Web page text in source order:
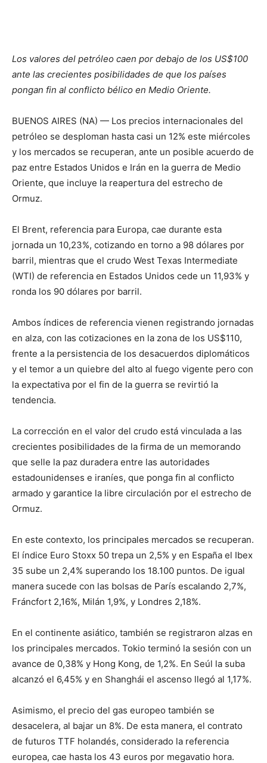
Los valores del petróleo caen por debajo de los US$100
ante las crecientes posibilidades de que los países
pongan fin al conflicto bélico en Medio Oriente.
BUENOS AIRES (NA) — Los precios internacionales del
petróleo se desploman hasta casi un 12% este miércoles
y los mercados se recuperan, ante un posible acuerdo de
paz entre Estados Unidos e Irán en la guerra de Medio
Oriente, que incluye la reapertura del estrecho de
Ormuz.
El Brent, referencia para Europa, cae durante esta
jornada un 10,23%, cotizando en torno a 98 dólares por
barril, mientras que el crudo West Texas Intermediate
(WTI) de referencia en Estados Unidos cede un 11,93% y
ronda los 90 dólares por barril.
Ambos índices de referencia vienen registrando jornadas
en alza, con las cotizaciones en la zona de los US$110,
frente a la persistencia de los desacuerdos diplomáticos
y el temor a un quiebre del alto al fuego vigente pero con
la expectativa por el fin de la guerra se revirtió la
tendencia.
La corrección en el valor del crudo está vinculada a las
crecientes posibilidades de la firma de un memorando
que selle la paz duradera entre las autoridades
estadounidenses e iraníes, que ponga fin al conflicto
armado y garantice la libre circulación por el estrecho de
Ormuz.
En este contexto, los principales mercados se recuperan.
El índice Euro Stoxx 50 trepa un 2,5% y en España el Ibex
35 sube un 2,4% superando los 18.100 puntos. De igual
manera sucede con las bolsas de París escalando 2,7%,
Fráncfort 2,16%, Milán 1,9%, y Londres 2,18%.
En el continente asiático, también se registraron alzas en
los principales mercados. Tokio terminó la sesión con un
avance de 0,38% y Hong Kong, de 1,2%. En Seúl la suba
alcanzó el 6,45% y en Shanghái el ascenso llegó al 1,17%.
Asimismo, el precio del gas europeo también se
desacelera, al bajar un 8%. De esta manera, el contrato
de futuros TTF holandés, considerado la referencia
europea, cae hasta los 43 euros por megavatio hora.